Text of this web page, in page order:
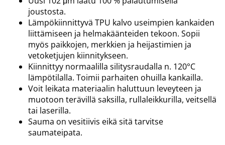
joustosta.
Lämpökiinnittyvä TPU kalvo useimpien kankaiden
liittämiseen ja helmakäänteiden tekoon. Sopii
myös paikkojen, merkkien ja heijastimien ja
vetoketjujen kiinnitykseen.
Kiinnittyy normaalilla silitysraudalla n. 120°C
lämpötilalla. Toimii parhaiten ohuilla kankailla.
Voit leikata materiaalin haluttuun leveyteen ja
muotoon terävillä saksilla, rullaleikkurilla, veitsellä
tai laserilla.
Sauma on vesitiivis eikä sitä tarvitse
saumateipata.